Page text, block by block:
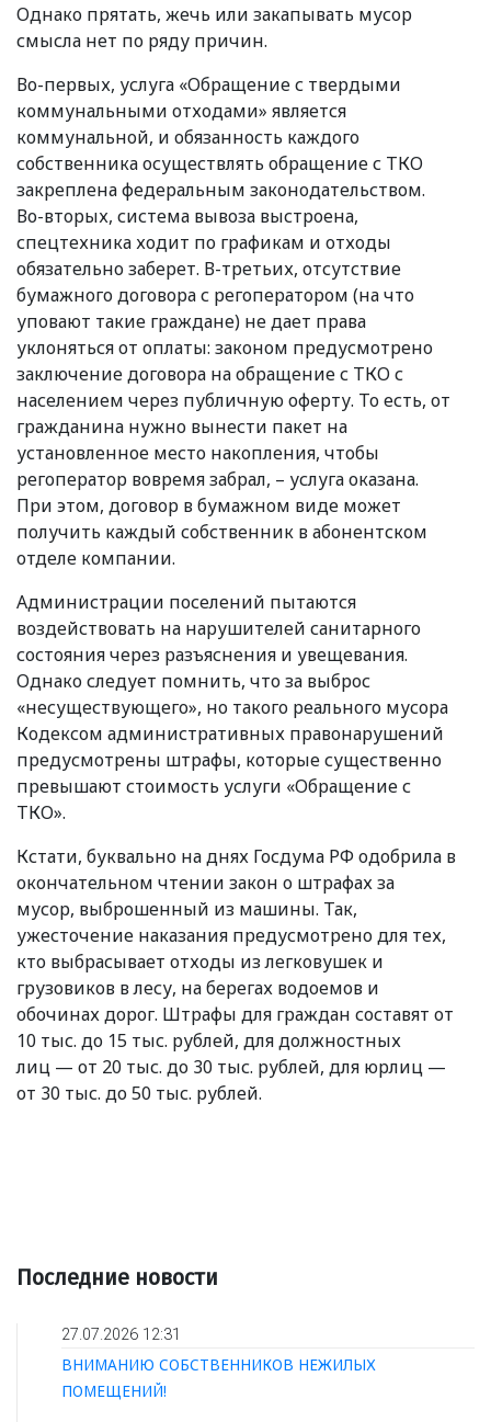
Однако прятать, жечь или закапывать мусор
смысла нет по ряду причин.
Во-первых, услуга «Обращение с твердыми
коммунальными отходами» является
коммунальной, и обязанность каждого
собственника осуществлять обращение с ТКО
закреплена федеральным законодательством.
Во-вторых, система вывоза выстроена,
спецтехника ходит по графикам и отходы
обязательно заберет. В-третьих, отсутствие
бумажного договора с регоператором (на что
уповают такие граждане) не дает права
уклоняться от оплаты: законом предусмотрено
заключение договора на обращение с ТКО с
населением через публичную оферту. То есть, от
гражданина нужно вынести пакет на
установленное место накопления, чтобы
регоператор вовремя забрал, – услуга оказана.
При этом, договор в бумажном виде может
получить каждый собственник в абонентском
отделе компании.
Администрации поселений пытаются
воздействовать на нарушителей санитарного
состояния через разъяснения и увещевания.
Однако следует помнить, что за выброс
«несуществующего», но такого реального мусора
Кодексом административных правонарушений
предусмотрены штрафы, которые существенно
превышают стоимость услуги «Обращение с
ТКО».
Кстати, буквально на днях Госдума РФ одобрила в
окончательном чтении закон о штрафах за
мусор, выброшенный из машины. Так,
ужесточение наказания предусмотрено для тех,
кто выбрасывает отходы из легковушек и
грузовиков в лесу, на берегах водоемов и
обочинах дорог. Штрафы для граждан составят от
10 тыс. до 15 тыс. рублей, для должностных
лиц — от 20 тыс. до 30 тыс. рублей, для юрлиц —
от 30 тыс. до 50 тыс. рублей.
Последние новости
27.07.2026 12:31
ВНИМАНИЮ СОБСТВЕННИКОВ НЕЖИЛЫХ
ПОМЕЩЕНИЙ!